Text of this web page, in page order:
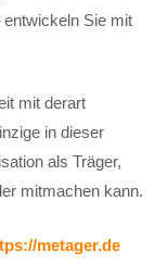
Sie mit
mit derart
in dieser
als Träger,
mitmachen kann.
metager.de